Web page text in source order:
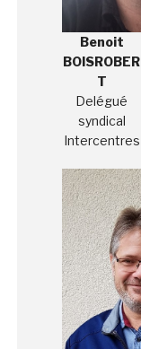
Benoit
BOISROBER
T
Delégué
syndical
Intercentres